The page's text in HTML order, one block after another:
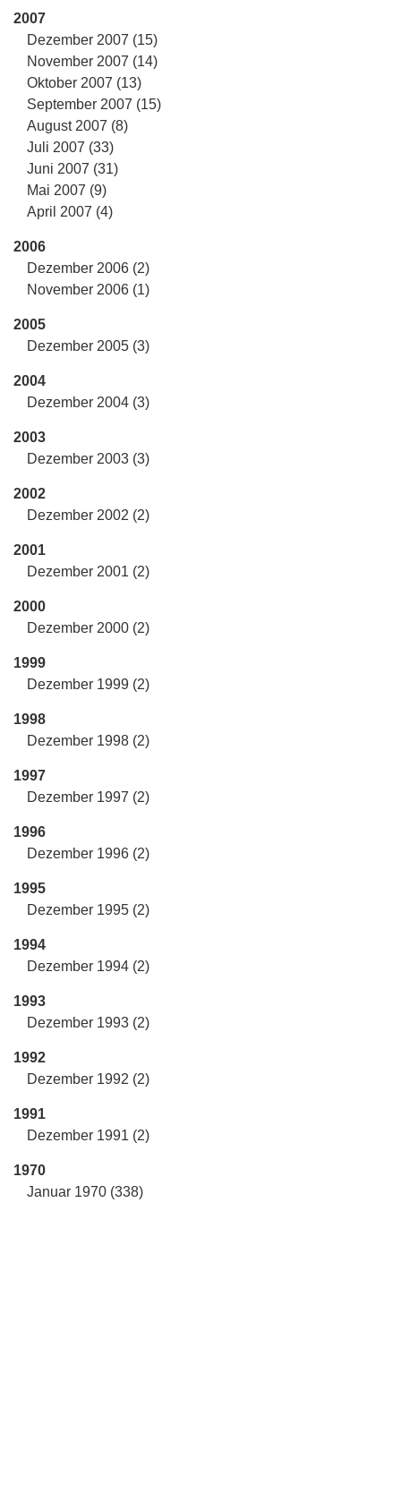
2007
Dezember 2007 (15)
November 2007 (14)
Oktober 2007 (13)
September 2007 (15)
August 2007 (8)
Juli 2007 (33)
Juni 2007 (31)
Mai 2007 (9)
April 2007 (4)
2006
Dezember 2006 (2)
November 2006 (1)
2005
Dezember 2005 (3)
2004
Dezember 2004 (3)
2003
Dezember 2003 (3)
2002
Dezember 2002 (2)
2001
Dezember 2001 (2)
2000
Dezember 2000 (2)
1999
Dezember 1999 (2)
1998
Dezember 1998 (2)
1997
Dezember 1997 (2)
1996
Dezember 1996 (2)
1995
Dezember 1995 (2)
1994
Dezember 1994 (2)
1993
Dezember 1993 (2)
1992
Dezember 1992 (2)
1991
Dezember 1991 (2)
1970
Januar 1970 (338)